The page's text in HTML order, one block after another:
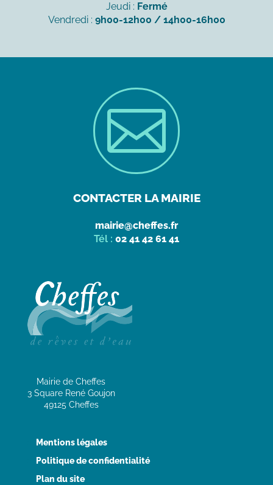
Jeudi : Fermé
Vendredi : 9h00-12h00 / 14h00-16h00

CONTACTER LA MAIRIE
mairie@cheffes.fr
Tél : 02 41 42 61 41
Mairie de Cheffes
3 Square René Goujon
49125 Cheffes
Mentions légales
Politique de confidentialité
Plan du site